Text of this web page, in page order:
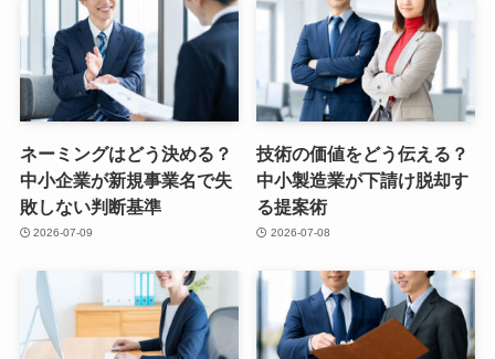
ネーミングはどう決める？
中小企業が新規事業名で失
敗しない判断基準
2026-07-09
技術の価値をどう伝える？
中小製造業が下請け脱却す
る提案術
2026-07-08